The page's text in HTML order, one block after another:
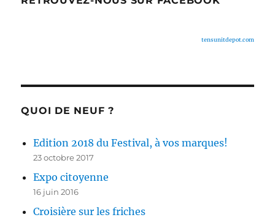
tensunitdepot.com
QUOI DE NEUF ?
Edition 2018 du Festival, à vos marques!
23 octobre 2017
Expo citoyenne
16 juin 2016
Croisière sur les friches